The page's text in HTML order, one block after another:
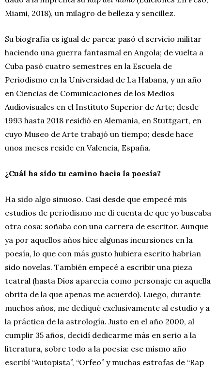
Miami, 2018), un milagro de belleza y sencillez.
Su biografía es igual de parca: pasó el servicio militar
haciendo una guerra fantasmal en Angola; de vuelta a
Cuba pasó cuatro semestres en la Escuela de
Periodismo en la Universidad de La Habana, y un año
en Ciencias de Comunicaciones de los Medios
Audiovisuales en el Instituto Superior de Arte; desde
1993 hasta 2018 residió en Alemania, en Stuttgart, en
cuyo Museo de Arte trabajó un tiempo; desde hace
unos meses reside en Valencia, España.
¿Cuál ha sido tu camino hacia la poesía?
Ha sido algo sinuoso. Casi desde que empecé mis
estudios de periodismo me di cuenta de que yo buscaba
otra cosa: soñaba con una carrera de escritor. Aunque
ya por aquellos años hice algunas incursiones en la
poesía, lo que con más gusto hubiera escrito habrían
sido novelas. También empecé a escribir una pieza
teatral (hasta Dios aparecía como personaje en aquella
obrita de la que apenas me acuerdo). Luego, durante
muchos años, me dediqué exclusivamente al estudio y a
la práctica de la astrología. Justo en el año 2000, al
cumplir 35 años, decidí dedicarme más en serio a la
literatura, sobre todo a la poesía: ese mismo año
escribí “Autopista”, “Orfeo” y muchas estrofas de “Rap